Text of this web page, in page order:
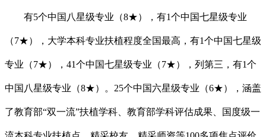
有5个中国八星级专业（8★），有1个中国七星级专业
（7★），大学本科专业扶植程度全国最高，有1个中国七星级
专业（7★），41个中国七星级专业（7★），列第三，有1个
中国八星级专业（8★）。25个中国六星级专业（6★），涵盖
了教育部“双一流”扶植学科、教育部学科评估成果、国度级一